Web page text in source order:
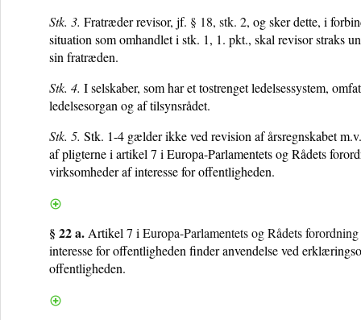
Stk. 3. Fratræder revisor, jf. § 18, stk. 2, og sker dette, i
situation som omhandlet i stk. 1, 1. pkt., skal revisor straks
sin fratræden.
Stk. 4. I selskaber, som har et tostrenget ledelsessystem,
ledelsesorgan og af tilsynsrådet.
Stk. 5. Stk. 1-4 gælder ikke ved revision af årsregnskabet
af pligterne i artikel 7 i Europa-Parlamentets og Rådets
virksomheder af interesse for offentligheden.
§ 22 a. Artikel 7 i Europa-Parlamentets og Rådets
interesse for offentligheden finder anvendelse ved
offentligheden.